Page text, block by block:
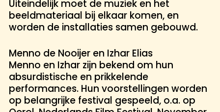
Uiteindelijk moet de muziek en het
beeldmateriaal bij elkaar komen, en
worden de installaties samen gebouwd.
Menno de Nooijer en Izhar Elias
Menno en Izhar zijn bekend om hun
absurdistische en prikkelende
performances. Hun voorstellingen worden
op belangrijke festival gespeeld, o.a. op